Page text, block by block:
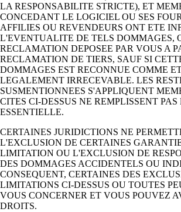
LA RESPONSABILITE STRICTE), ET
CONCEDANT LE LOGICIEL OU SES
AFFILIES OU REVENDEURS ONT ETE
L'EVENTUALITE DE TELS DOMMAGES,
RECLAMATION DEPOSEE PAR VOUS A
RECLAMATION DE TIERS, SAUF SI
DOMMAGES EST RECONNUE COMME
LEGALEMENT IRRECEVABLE. LES
SUSMENTIONNEES S'APPLIQUENT
CITES CI-DESSUS NE REMPLISSENT
ESSENTIELLE.
CERTAINES JURIDICTIONS NE
L'EXCLUSION DE CERTAINES
LIMITATION OU L'EXCLUSION DE
DES DOMMAGES ACCIDENTELS OU
CONSEQUENT, CERTAINES DES
LIMITATIONS CI-DESSUS OU TOUTES
VOUS CONCERNER ET VOUS POUVEZ
DROITS.